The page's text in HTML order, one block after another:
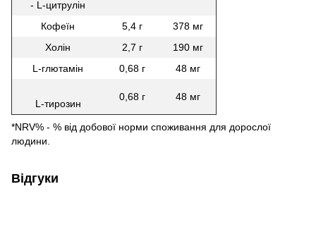
- L-цитрулін
Кофеїн 5,4 г
378 мг
Холін
2,7 г
190 мг
L-глютамін
0,68 г 48 мг
L-тирозин
0,68 г 48 мг
*NRV% - % від добової норми споживання для дорослої
людини.
Відгуки